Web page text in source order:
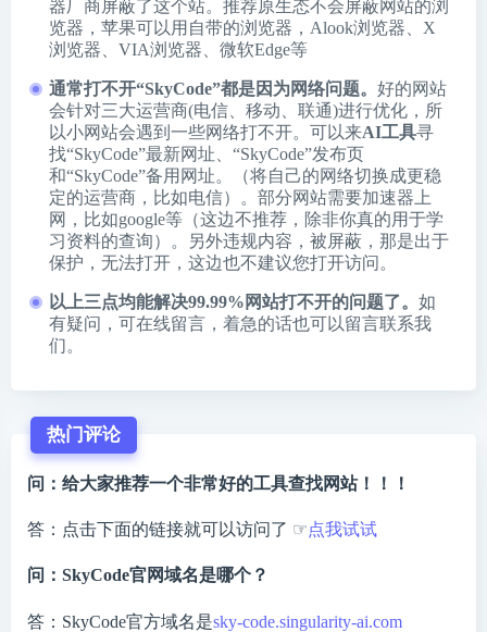
器厂商屏蔽了这个站。推荐原生态不会屏蔽网站的浏
览器，苹果可以用自带的浏览器， Alook浏览器
X
浏览器
VIA浏览器 微软Edge等
通常打不开“SkyCode”都是因为网络问题。 好的网站
会针对三大运营商(电信、移动、联通)进行优化，所
以小网站会遇到一些网络打不开。可以来AI工具寻
找“SkyCode”最新网址、“SkyCode”发布页
和“SkyCode”备用网址。（将自己的网络切换成更稳
定的运营商，比如电信）。部分网站需要加速器上
网，比如google等（这边不推荐，除非你真的用于学
习资料的查询）。另外违规内容，被屏蔽，那是出于
保护，无法打开，这边也不建议您打开访问。
以上三点均能解决99.99%网站打不开的问题了。 如
有疑问，可在线留言，着急的话也可以留言联系我
们。
热门评论
问：给大家推荐一个非常好的工具查找网站！！！
答：点击下面的链接就可以访问了 ☞点我试试
问：SkyCode官网域名是哪个？
答：SkyCode官方域名是sky-code.singularity-ai.com